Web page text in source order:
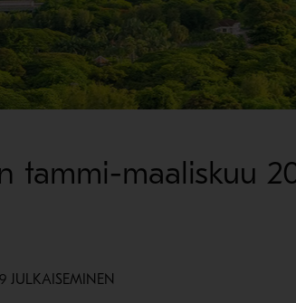
tammi-maaliskuu
JULKAISEMINEN